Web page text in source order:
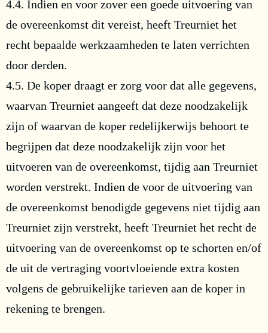
4.4. Indien en voor zover een goede uitvoering van
de overeenkomst dit vereist, heeft Treurniet het
recht bepaalde werkzaamheden te laten verrichten
door derden.
4.5. De koper draagt er zorg voor dat alle gegevens,
waarvan Treurniet aangeeft dat deze noodzakelijk
zijn of waarvan de koper redelijkerwijs behoort te
begrijpen dat deze noodzakelijk zijn voor het
uitvoeren van de overeenkomst, tijdig aan Treurniet
worden verstrekt. Indien de voor de uitvoering van
de overeenkomst benodigde gegevens niet tijdig aan
Treurniet zijn verstrekt, heeft Treurniet het recht de
uitvoering van de overeenkomst op te schorten en/of
de uit de vertraging voortvloeiende extra kosten
volgens de gebruikelijke tarieven aan de koper in
rekening te brengen.